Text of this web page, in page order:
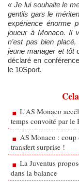
« Je lui souhaite le
gentils gars le
expérience énorme
joueur à Monaco. Il
n’est pas bien
jeune manager et tôt
déclaré en
le 10Sport.
L'AS Monaco
temps convoité par le
AS Monaco : coup
transfert surprise !
La Juventus
dans la balance